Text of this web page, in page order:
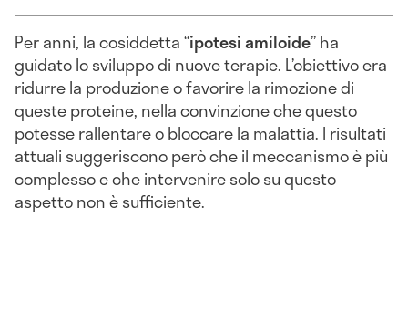
Per anni, la cosiddetta “ipotesi amiloide” ha
guidato lo sviluppo di nuove terapie. L’obiettivo era
ridurre la produzione o favorire la rimozione di
queste proteine, nella convinzione che questo
potesse rallentare o bloccare la malattia. I risultati
attuali suggeriscono però che il meccanismo è più
complesso e che intervenire solo su questo
aspetto non è sufficiente.